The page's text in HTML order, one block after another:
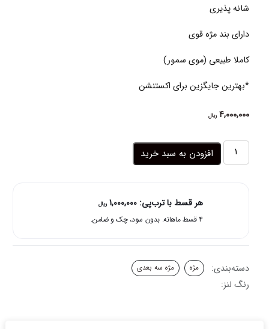
شانه پذیری
دارای بند مژه قوی
کاملا طبیعی (موی سمور)
*بهترین جایگزین برای اکستنشن
4,000,000 ریال
مژه
مصنوعی
افزودن به سبد خرید
هر قسط با ترب‌پی: 1,000,000 ریال
۴ قسط ماهانه. بدون سود، چک و ضامن.
دسته‌بندی: مژه مژه سه بعدی
رنگ لنز: